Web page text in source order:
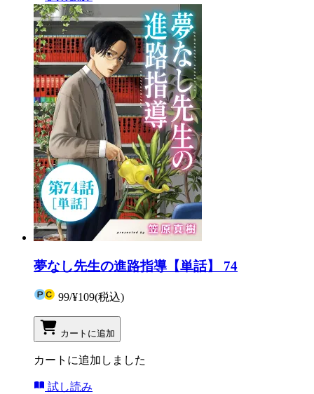
夢なし先生の進路指導【単話】 74
99/¥109(税込)
カートに追加
カートに追加しました
試し読み